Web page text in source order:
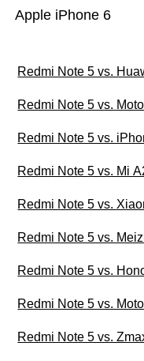
Apple iPhone 6
Redmi Note 5 vs.
Redmi Note 5 vs.
Redmi Note 5 vs.
Redmi Note 5 vs. Mi
Redmi Note 5 vs.
Redmi Note 5 vs.
Redmi Note 5 vs.
Redmi Note 5 vs.
Redmi Note 5 vs.